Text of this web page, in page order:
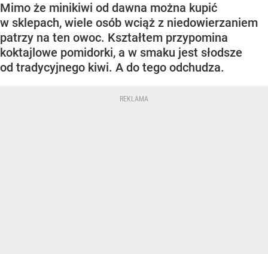
Mimo że minikiwi od dawna można kupić
w sklepach, wiele osób wciąż z niedowierzaniem
patrzy na ten owoc. Kształtem przypomina
koktajlowe pomidorki, a w smaku jest słodsze
od tradycyjnego kiwi. A do tego odchudza.